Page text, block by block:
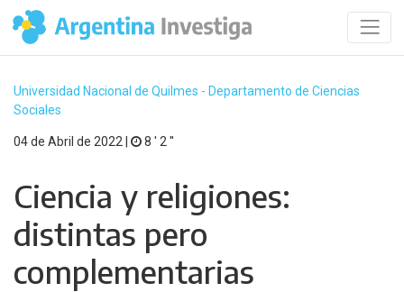
Universidad Nacional de Quilmes - Departamento de Ciencias
Sociales
04 de Abril de 2022 | 8 ′ 2 ′′
Ciencia y religiones:
distintas pero
complementarias